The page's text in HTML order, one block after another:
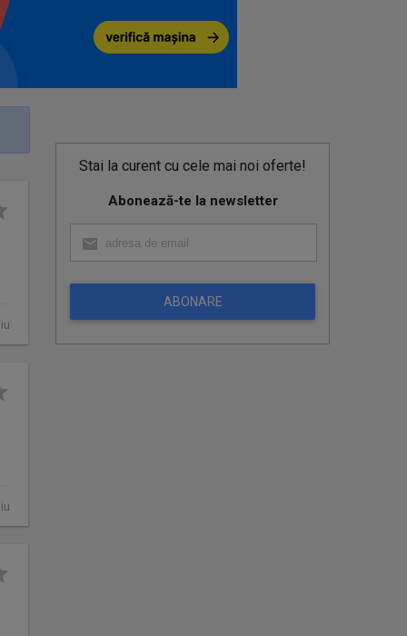
Stai la curent cu cele mai noi oferte!
Abonează-te la newsletter
ABONARE